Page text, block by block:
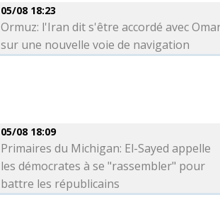
05/08 18:23
Ormuz: l'Iran dit s'être accordé avec
sur une nouvelle voie de navigation
05/08 18:09
Primaires du Michigan: El-Sayed appelle
les démocrates à se "rassembler" pour
battre les républicains